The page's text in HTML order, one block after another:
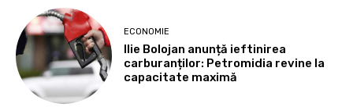
ECONOMIE
Ilie Bolojan anunță ieftinirea
carburanților: Petromidia revine la
capacitate maximă